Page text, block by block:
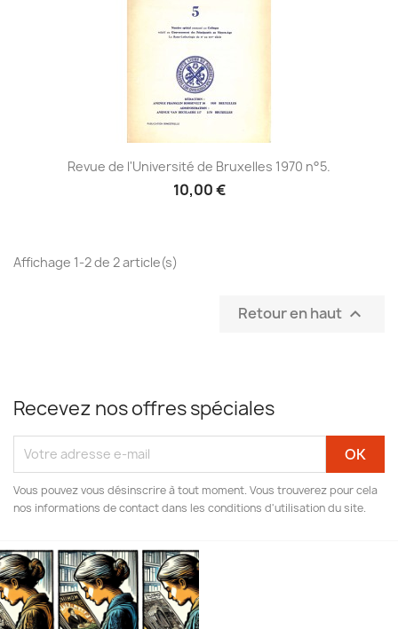
Revue de l'Université de Bruxelles 1970 n°5.
10,00 €
Affichage 1-2 de 2 article(s)
Retour en haut 
Recevez nos offres spéciales
Vous pouvez vous désinscrire à tout moment. Vous trouverez pour cela
nos informations de contact dans les conditions d'utilisation du site.